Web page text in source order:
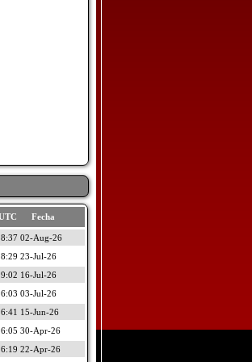
Fecha
02-Aug-26
23-Jul-26
16-Jul-26
03-Jul-26
15-Jun-26
30-Apr-26
22-Apr-26